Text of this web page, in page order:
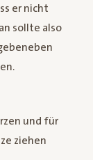
er nicht
sollte also
und für
ziehen